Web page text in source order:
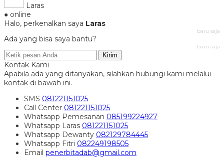
Laras
● online
Halo, perkenalkan saya Laras
baru saja
Ada yang bisa saya bantu?
baru saja
Kirim
Kontak Kami
Apabila ada yang ditanyakan, silahkan hubungi kami melalui
kontak di bawah ini.
SMS 081221151025
Call Center 081221151025
Whatsapp Pemesanan 085199224927
Whatsapp Laras 081221151025
Whatsapp Dewanty 082129784445
Whatsapp Fitri 082249198505
Email penerbitadab@gmail.com